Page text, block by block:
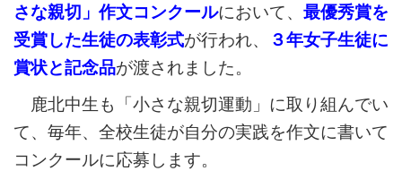
さな親切」作文コンクールにおいて、 最優秀賞を
受賞した生徒の表彰式が行われ、
３年女子生徒に
賞状と記念品が渡されました。
鹿北中生も「小さな親切運動」に取り組んでい
て、毎年、全校生徒が自分の実践を作文に書いて
コンクールに応募します。